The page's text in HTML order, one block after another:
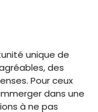
unique de
des
Pour ceux
dans une
à ne pas